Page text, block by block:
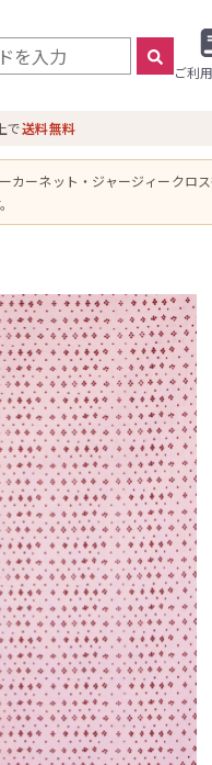
ご利
で送料無料
ーネット・ジャージィークロ